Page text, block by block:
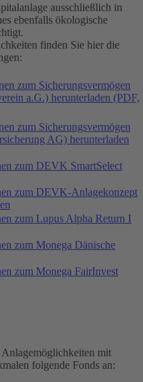
ausschließlich in
ebenfalls ökologische
finden Sie hier die
zum Sicherungsvermögen
a.G.) herunterladen (PDF,
zum Sicherungsvermögen
AG) herunterladen
zum DEVK SmartSelect
zum DEVK-Anlagekonzept
zum Lupus Alpha Return I
zum Monega Dänische
zum Monega FairInvest
mit
folgende Fonds an: